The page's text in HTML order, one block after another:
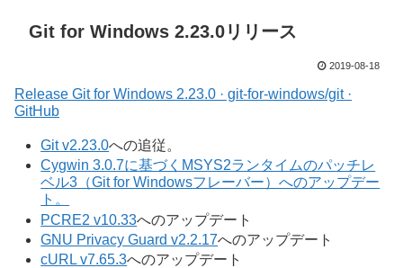
Git for Windows 2.23.0リリース
2019-08-18
Release Git for Windows 2.23.0 · git-for-windows/git ·
GitHub
Git v2.23.0への追従。
Cygwin 3.0.7に基づくMSYS2ランタイムのパッチレ
ベル3（Git for Windowsフレーバー）へのアップデー
ト。
PCRE2 v10.33へのアップデート
GNU Privacy Guard v2.2.17へのアップデート
cURL v7.65.3へのアップデート